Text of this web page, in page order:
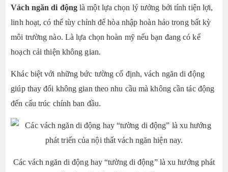
Vách ngăn di độnglà một lựa chọn lý tưởng bởi tính tiện lợi,
linh hoạt, có thể tùy chỉnh để hòa nhập hoàn hảo trong bất kỳ
môi trường nào. Là lựa chọn hoàn mỹ nếu bạn đang có kế
hoạch cải thiện không gian.
Khác biệt với những bức tường cố định, vách ngăn di động
giúp thay đổi không gian theo nhu cầu mà không cần tác động
đến cấu trúc chính ban đầu.
Các vách ngăn di động hay “tường di động” là xu hướng phát